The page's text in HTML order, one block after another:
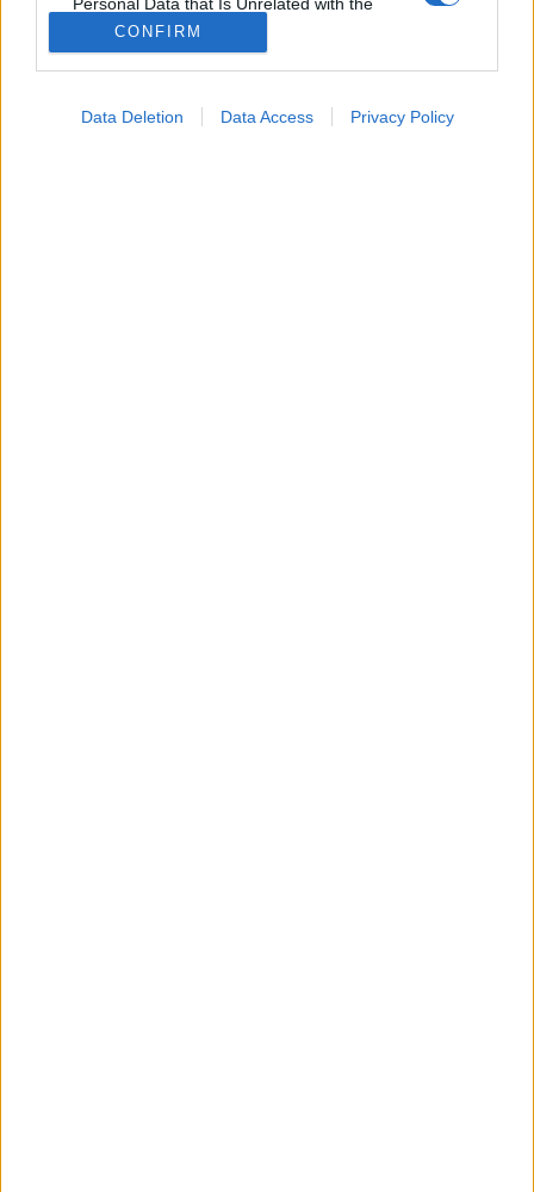
Purposes for which it was collected.
Opted Out
CONFIRM
Data Deletion Data Access Privacy Policy